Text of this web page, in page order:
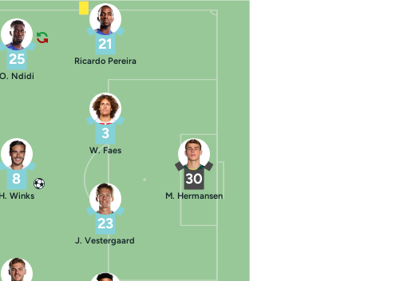
30
M. Hermansen
23
J. Vestergaard
3
W. Faes
21
Ricardo Pereira
8
H. Winks
25
O. Ndidi